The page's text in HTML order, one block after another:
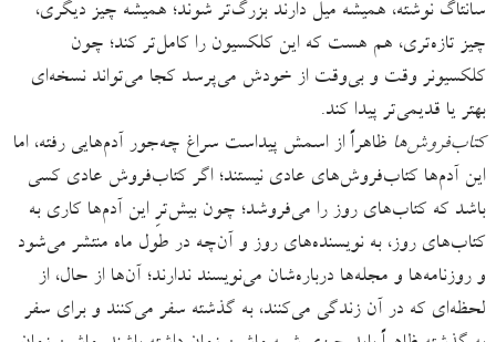
سانتاگ نوشته، همیشه میل دارند بزرگ‌تر شوند؛ همیشه چیز دیگری،
چیز تازه‌تری، هم هست که این کلکسیون را کامل‌تر کند؛ چون
کلکسیونر وقت و بی‌وقت از خودش می‌پرسد کجا می‌‌تواند نسخه‌ای
بهتر یا قدیمی‌تر پیدا کند.
کتاب‌فروش‌ها ظاهراً از اسمش پیداست سراغ چه‌جور آدم‌هایی رفته، اما
این‌ آدم‌ها کتاب‌فروش‌های‌ عادی نیستند؛ اگر کتاب‌فروش عادی کسی
باشد که کتاب‌های روز را می‌فروشد؛ چون بیش‌ترِ این آدم‌ها کاری به
کتاب‌های روز، به نویسنده‌های روز و آن‌چه در طول ماه منتشر می‌شود
و روزنامه‌ها و مجله‌ها درباره‌شان می‌نویسند ندارند؛ آن‌ها از حال، از
لحظه‌ای که در آن زندگی می‌کنند، به گذشته سفر می‌کنند و برای سفر